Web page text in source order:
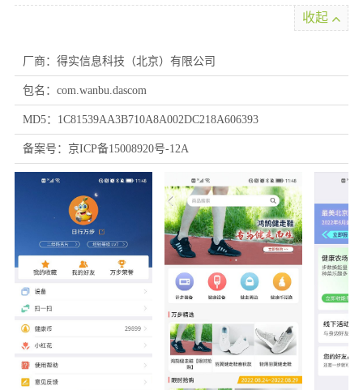
收起
厂商：得实信息科技（北京）有限公司
包名：com.wanbu.dascom
MD5：1C81539AA3B710A8A002DC218A606393
备案号：京ICP备15008920号-12A